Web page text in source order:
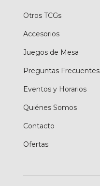
Otros TCGs
Accesorios
Juegos de Mesa
Preguntas Frecuentes
Eventos y Horarios
Quiénes Somos
Contacto
Ofertas